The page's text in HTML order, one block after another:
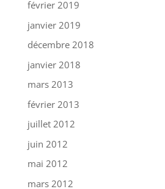
février 2019
janvier 2019
décembre 2018
janvier 2018
mars 2013
février 2013
juillet 2012
juin 2012
mai 2012
mars 2012